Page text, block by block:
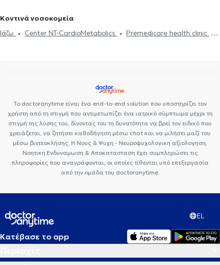
Κοντινά νοσοκομεία
Ιάζω
Center NT-CardioMetabolics
Premedicare health clinic
Το doctoranytime είναι ένα end-to-end solution που υποστηρίζει τον
χρήστη από τη στιγμή που αντιμετωπίζει ένα ιατρικό σύμπτωμα μέχρι τη
στιγμή της λύσης του, δίνοντας του τη δυνατότητα να βρεί τον ειδικό που
χρειάζεται, να ζητήσει καθοδήγηση μέσω chat και να μιλήσει μαζί του
μέσω βιντεοκλήσης. Η Νους & Ψυχη - Νευροψυχολογικη αξιολογηση,
Νοητικη Ενδυναμωση & Αποκατασταση έχει συμπληρώσει τις
πληροφορίες που αναγράφονται, οι οποίες τίθενται υπό επεξεργασία
από την ομάδα του doctoranytime.
EL
Κατέβασε το app